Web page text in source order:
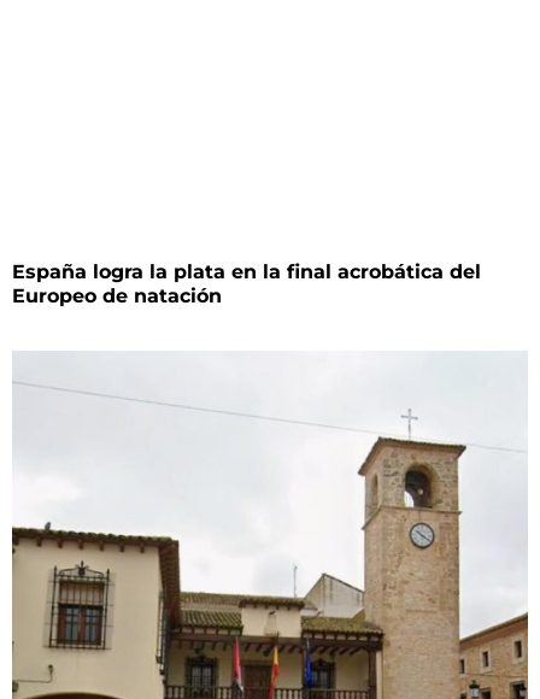
España logra la plata en la final acrobática del
Europeo de natación